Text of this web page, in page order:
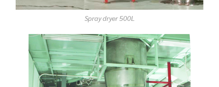
Spray dryer 500L